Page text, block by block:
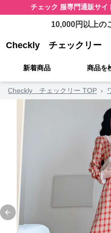
チェック 服専門通販サイ
10,000円以上の
Checkly チェックリー
新着商品 商品を
Checkly チェックリー TOP ›
Previous slide